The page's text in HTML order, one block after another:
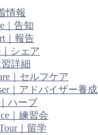
情報
｜告知
｜報告
｜シェア
習詳細
｜セルフケア
｜アドバイザー養成
ハーブ
｜練習会
｜留学